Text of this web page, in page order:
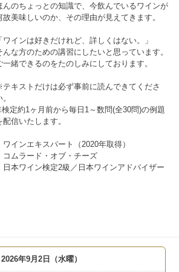
んのちょっとの知識で、今飲んでいるワインが
故美味しいのか、その理由が見えてきます。
「ワインは好きだけれど、詳しくはない。」
んな方のための講習にしたいと思っています。
一緒できるのをたのしみにしております。
キストだけは必ず事前に読んできてくださ
定約1ヶ月前から毎日1～数問(全30問)の例題
配信いたします。
ワインエキスパート（2020年取得）
コムラード・オブ・チーズ
日本ワイン検定2級／日本ワインアドバイザー
2026年9月2日（水曜）